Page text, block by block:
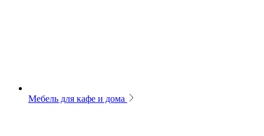
Мебель для кафе и дома